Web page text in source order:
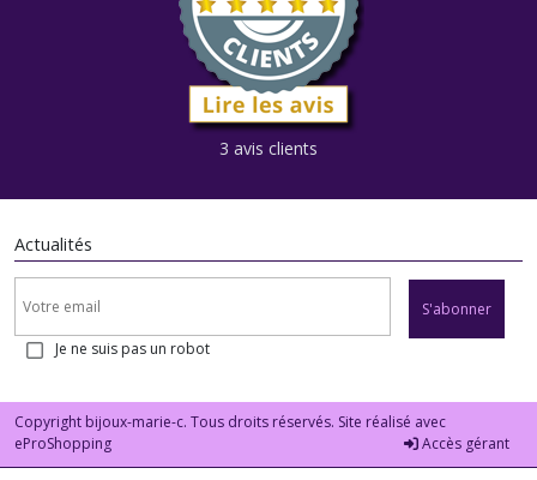
3 avis clients
Actualités
S'abonner
Je ne suis pas un robot
Copyright bijoux-marie-c. Tous droits réservés. Site réalisé avec
eProShopping
Accès gérant